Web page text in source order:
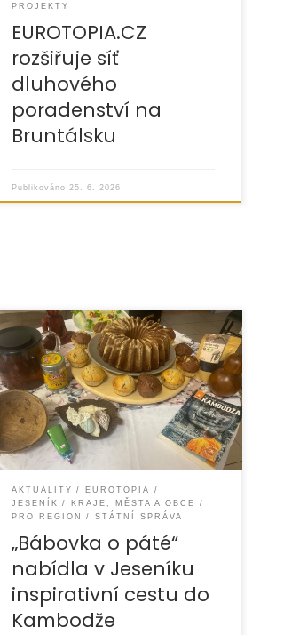
PROJEKTY
EUROTOPIA.CZ
rozšiřuje síť
dluhového
poradenství na
Bruntálsku
Publikováno 25. 6. 2026
V pátek 29. května 2026 se
v prostorách Mateřského centra
Krteček v Jeseníku uskutečnilo
setkání pěstounských rodin v rámci
aktivity Podpora svépomocných
skupin s názvem
AKTUALITY
EUROTOPIA
JESENÍK
KRAJE, MĚSTA A OBCE
PRO REGION
STÁTNÍ SPRÁVA
„Bábovka o páté“
nabídla v Jeseníku
inspirativní cestu do
Kambodže